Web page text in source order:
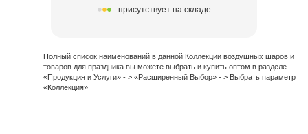
присутствует на складе
Полный список наименований в данной Коллекции воздушных шаров и
товаров для праздника вы можете выбрать и купить оптом в разделе
«Продукция и Услуги» - > «Расширенный Выбор» - > Выбрать параметр
«Коллекция»